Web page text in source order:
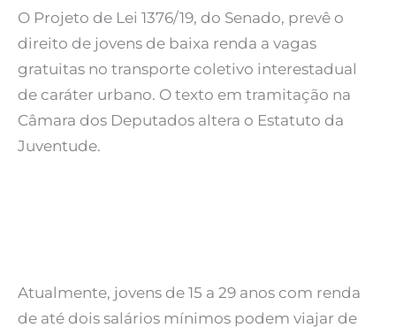
O Projeto de Lei 1376/19, do Senado, prevê o
direito de jovens de baixa renda a vagas
gratuitas no transporte coletivo interestadual
de caráter urbano. O texto em tramitação na
Câmara dos Deputados altera o Estatuto da
Juventude.
Atualmente, jovens de 15 a 29 anos com renda
de até dois salários mínimos podem viajar de